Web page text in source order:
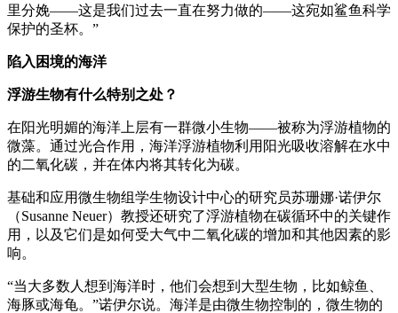
里分娩——这是我们过去一直在努力做的——这宛如鲨鱼科学
保护的圣杯。”
陷入困境的海洋
浮游生物有什么特别之处？
在阳光明媚的海洋上层有一群微小生物——被称为浮游植物的
微藻。通过光合作用，海洋浮游植物利用阳光吸收溶解在水中
的二氧化碳，并在体内将其转化为碳。
基础和应用微生物组学生物设计中心的研究员苏珊娜·诺伊尔
（Susanne Neuer）教授还研究了浮游植物在碳循环中的关键作
用，以及它们是如何受大气中二氧化碳的增加和其他因素的影
响。
“当大多数人想到海洋时，他们会想到大型生物，比如鲸鱼、
海豚或海龟。”诺伊尔说。海洋是由微生物控制的，微生物的